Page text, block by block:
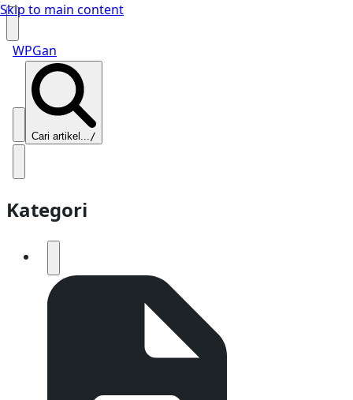
Skip to main content
WPGan
Cari artikel.../
Kategori